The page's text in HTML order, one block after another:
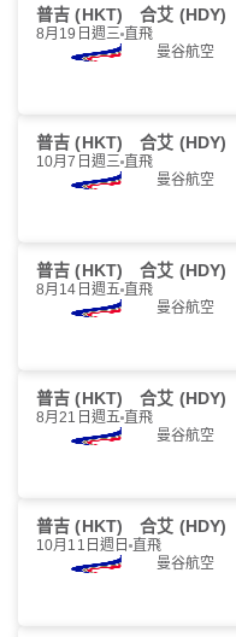
普吉 (HKT) 合艾 (HDY)
8月19日週三 直飛
曼谷航空
普吉 (HKT) 合艾 (HDY)
10月7日週三 直飛
曼谷航空
普吉 (HKT) 合艾 (HDY)
8月14日週五 直飛
曼谷航空
普吉 (HKT) 合艾 (HDY)
8月21日週五 直飛
曼谷航空
普吉 (HKT) 合艾 (HDY)
10月11日週日 直飛
曼谷航空